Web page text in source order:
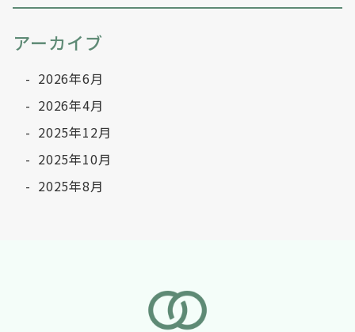
アーカイブ
2026年6月
2026年4月
2025年12月
2025年10月
2025年8月